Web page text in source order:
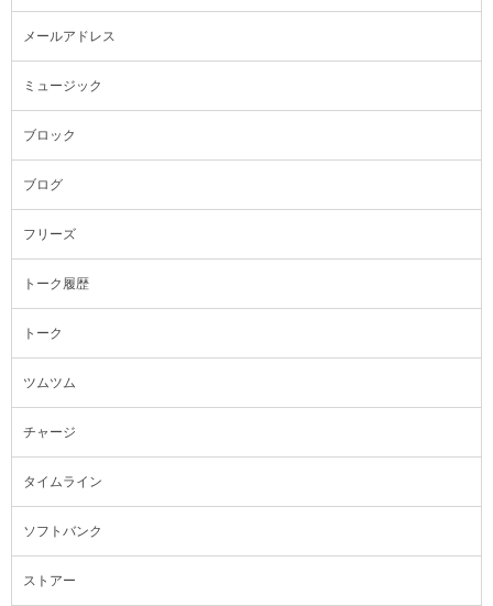
メールアドレス
ミュージック
ブロック
ブログ
フリーズ
トーク履歴
トーク
ツムツム
チャージ
タイムライン
ソフトバンク
ストアー